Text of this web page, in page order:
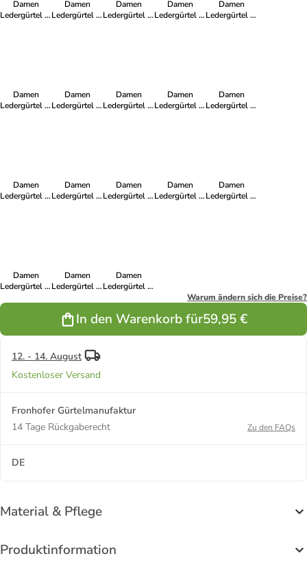
Damen
Ledergürtel in
Damen
Ledergürtel in
Damen
Ledergürtel in
Damen
Ledergürtel in
Damen
Ledergürtel in
Damen
Ledergürtel in
Damen
Ledergürtel in
Damen
Ledergürtel in
Damen
Ledergürtel in
Damen
Ledergürtel in
Damen
Ledergürtel in
Damen
Ledergürtel in
Damen
Ledergürtel in
Damen
Ledergürtel in
Damen
Ledergürtel in
Damen
Ledergürtel in
Damen
Ledergürtel in
Damen
Ledergürtel in
Warum ändern sich die Preise?
In den Warenkorb für59,95 €
12. - 14. August
Kostenloser Versand
Fronhofer Gürtelmanufaktur
14 Tage Rückgaberecht
Zu den FAQs
DE
Material & Pflege
Produktinformation